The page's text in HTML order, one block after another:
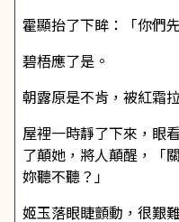
霍顯抬了下眸：「你們
碧梧應了是。
朝露原是不肯，被紅霜
屋裡一時靜了下來，眼
了顛她，將人顛醒，「
妳聽不聽？」
姬玉落眼睫顫動，很艱